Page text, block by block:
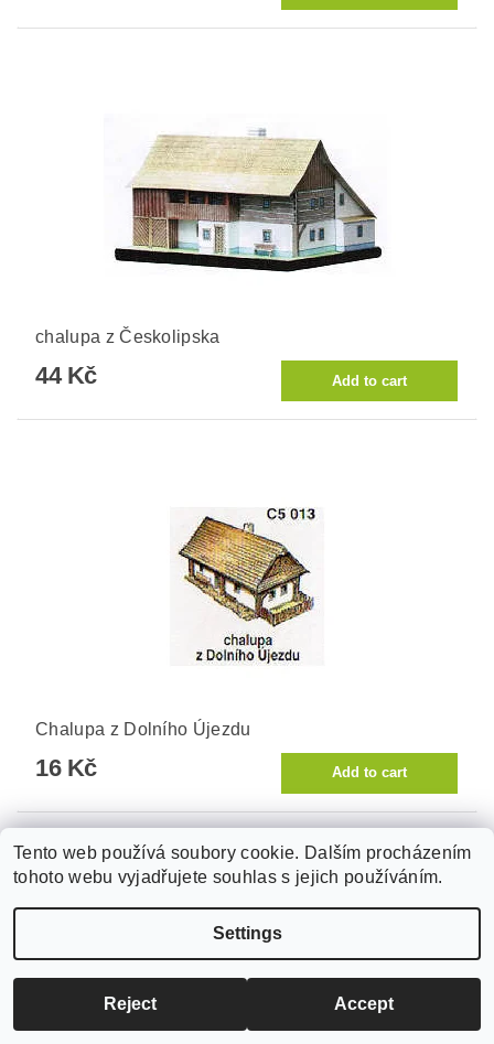
chalupa z Českolipska
44 Kč
Chalupa z Dolního Újezdu
16 Kč
Tento web používá soubory cookie. Dalším procházením
tohoto webu vyjadřujete souhlas s jejich používáním.
Settings
Reject Accept